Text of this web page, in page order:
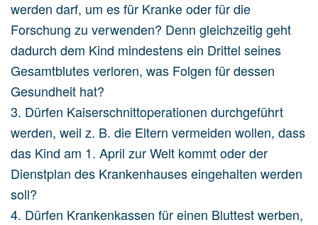
werden darf, um es für Kranke oder für die
Forschung zu verwenden? Denn gleichzeitig geht
dadurch dem Kind mindestens ein Drittel seines
Gesamtblutes verloren, was Folgen für dessen
Gesundheit hat?
3. Dürfen Kaiserschnittoperationen durchgeführt
werden, weil z. B. die Eltern vermeiden wollen, dass
das Kind am 1. April zur Welt kommt oder der
Dienstplan des Krankenhauses eingehalten werden
soll?
4. Dürfen Krankenkassen für einen Bluttest werben,